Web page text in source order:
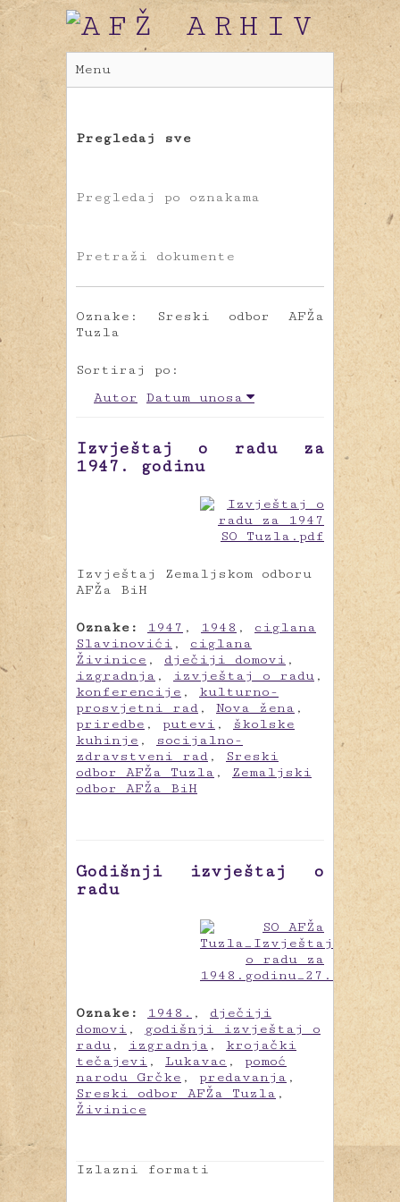
Menu
Pregledaj sve
Pregledaj po oznakama
Pretraži dokumente
Oznake: Sreski odbor AFŽa
Tuzla
Sortiraj po:
Autor
Datum unosa
Izvještaj o radu za
1947. godinu
Izvještaj Zemaljskom odboru
AFŽa BiH
Oznake: 1947 , 1948 , ciglana
Slavinovići , ciglana
Živinice , dječiji domovi ,
izgradnja , izvještaj o radu ,
konferencije , kulturno-
prosvjetni rad , Nova žena ,
priredbe , putevi ,
školske
kuhinje ,
socijalno-
zdravstveni rad ,
Sreski
odbor AFŽa Tuzla , Zemaljski
odbor AFŽa BiH
Godišnji izvještaj o
radu
Oznake: 1948. , dječiji
domovi ,
godišnji izvještaj o
radu , izgradnja , krojački
tečajevi , Lukavac , pomoć
narodu Grčke , predavanja ,
Sreski odbor AFŽa Tuzla ,
Živinice
Izlazni formati